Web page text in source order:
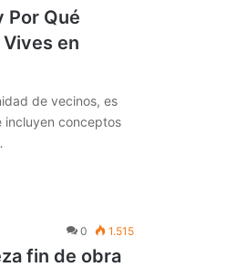
Por Qué
en
de vecinos, es
incluyen conceptos
0 1.515
fin de obra